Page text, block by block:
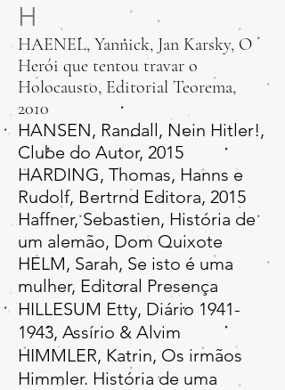
H
HAENEL, Yannick, Jan Karsky, O
Herói que tentou travar o
Holocausto, Editorial Teorema,
2010​
HANSEN, Randall, Nein Hitler!,
Clube do Autor, 2015
HARDING, Thomas, Hanns e
Rudolf, Bertrnd Editora, 2015
Haffner, Sebastien, História de
um alemão, Dom Quixote
HELM, Sarah, Se isto é uma
mulher, Editoral Presença
HILLESUM Etty, Diário 1941-
1943, Assírio & Alvim
HIMMLER, Katrin, Os irmãos
Himmler. História de uma